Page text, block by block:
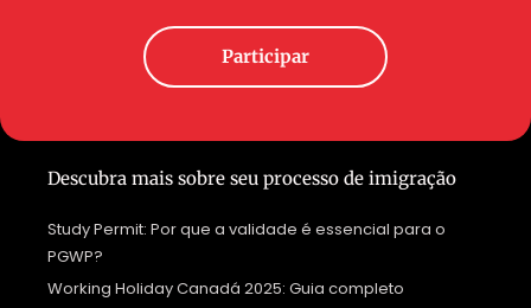
Participar
Descubra mais sobre seu processo de imigração
Study Permit: Por que a validade é essencial para o
PGWP?
Working Holiday Canadá 2025: Guia completo